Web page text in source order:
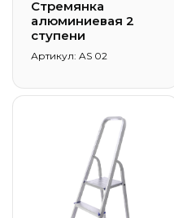
Стремянка
алюминиевая 2
ступени
Артикул: AS 02